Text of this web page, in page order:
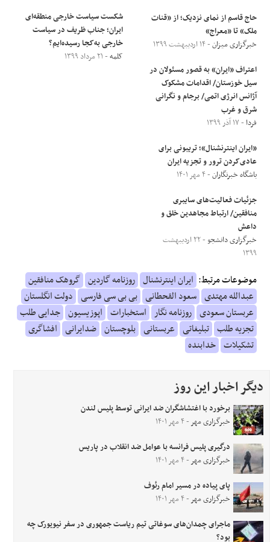
حاج قاسم از نمای نزدیک؛ از «قنات
ملک» تا «معراج»
خبرگزاری میزان- ۱۴ اردیبهشت ۱۳۹۹
اعتراف «ایران» به قصور مسئولان در
سیل خوزستان/ اقدامات مشکوک
آژانس انرژی اتمی/ برجام و نگرانی
شرق و غرب
فردا - ۱۷ آذر ۱۳۹۹
«ایران اینترنشنال»؛ تریبونی برای
عادی‌کردن ترور و تجزیه‌ ایران
باشگاه خبرنگاران- ۴ مهر ۱۴۰۱
جزئیات فعالیت‌های سایبری
منافقین/ ارتباط مجاهدین خلق و
داعش
خبرگزاری دانشجو
- ۲۲ اردیبهشت
۱۳۹۹
شکست سیاست خارجی منطقه‌ای
ایران؛ جناب ظریف در سیاست
خارجی به‌کجا رسیده‌ایم؟
کلمه- ۲۱ مرداد ۱۳۹۹
موضوعات مرتبط: ایران اینترنشنال روزنامه گاردین گروهک منافقین
عبدالله مهتدی سعود القحطانی بی بی سی فارسی دولت انگلستان
عربستان سعودی روزنامه نگار استخبارات اپوزیسیون جدایی طلب
تجزیه طلب تبلیغاتی عربستانی بلوچستان ضدایرانی افشاگری
تشکیلات خدابنده
دیگر اخبار این روز
برخورد با اغتشاشگران ضد ایرانی توسط پلیس لندن
خبرگزاری مهر- ۴ مهر ۱۴۰۱
درگیری پلیس فرانسه با عوامل ضد انقلاب در پاریس
خبرگزاری مهر- ۴ مهر ۱۴۰۱
پای پیاده در مسیر امام رئوف
خبرگزاری مهر- ۴ مهر ۱۴۰۱
ماجرای چمدان‌های سوغاتی تیم ریاست جمهوری در سفر نیویورک چه
بود؟